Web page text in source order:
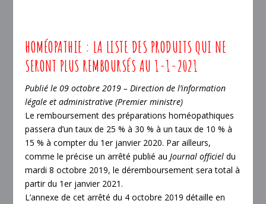
HOMÉOPATHIE : LA LISTE DES PRODUITS QUI NE
SERONT PLUS REMBOURSÉS AU 1-1-2021
Publié le 09 octobre 2019 – Direction de l’information
légale et administrative (Premier ministre)
Le remboursement des préparations homéopathiques
passera d’un taux de 25 % à30 % à un taux de 10 % à
15 % à compter du 1erjanvier 2020. Par ailleurs,
comme le précise un arrêté publié auJournal officiel du
mardi 8 octobre 2019, le déremboursement sera total à
partir du 1erjanvier 2021.
L’annexe de cet arrêté du 4 octobre 2019 détaille en